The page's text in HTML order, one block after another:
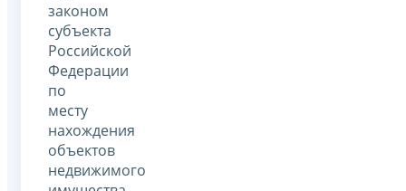
законом
субъекта
Российской
Федерации
по
месту
нахождения
объектов
недвижимого